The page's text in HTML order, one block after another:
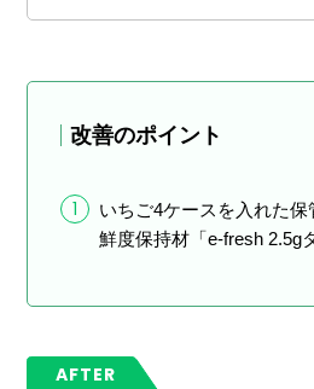
改善のポイント
1
いちご4ケースを入れた保
鮮度保持材「e-fresh 2.5g
AFTER